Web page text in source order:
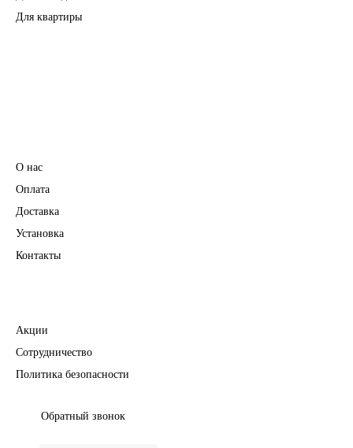
Для квартиры
О нас
Оплата
Доставка
Установка
Контакты
Акции
Сотрудничество
Политика безопасности
Обратный звонок